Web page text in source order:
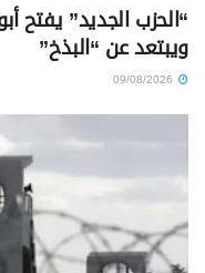
“الحزب الجديد” يفتح
ويبتعد عن “البذخ”